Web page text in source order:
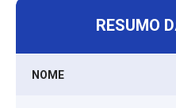
RESUMO
NOME